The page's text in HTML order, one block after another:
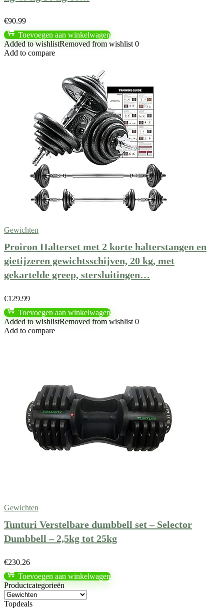
€90.99
Toevoegen aan winkelwagen
Added to wishlistRemoved from wishlist 0
Add to compare
Gewichten
Proiron Halterset met 2 korte halterstangen en
gietijzeren gewichtsschijven, 20 kg, met
gekartelde greep, stersluitingen…
€129.99
Toevoegen aan winkelwagen
Added to wishlistRemoved from wishlist 0
Add to compare
Gewichten
Tunturi Verstelbare dumbbell set – Selector
Dumbbell – 2,5kg tot 25kg
€230.26
Toevoegen aan winkelwagen
Productcategorieën
Topdeals